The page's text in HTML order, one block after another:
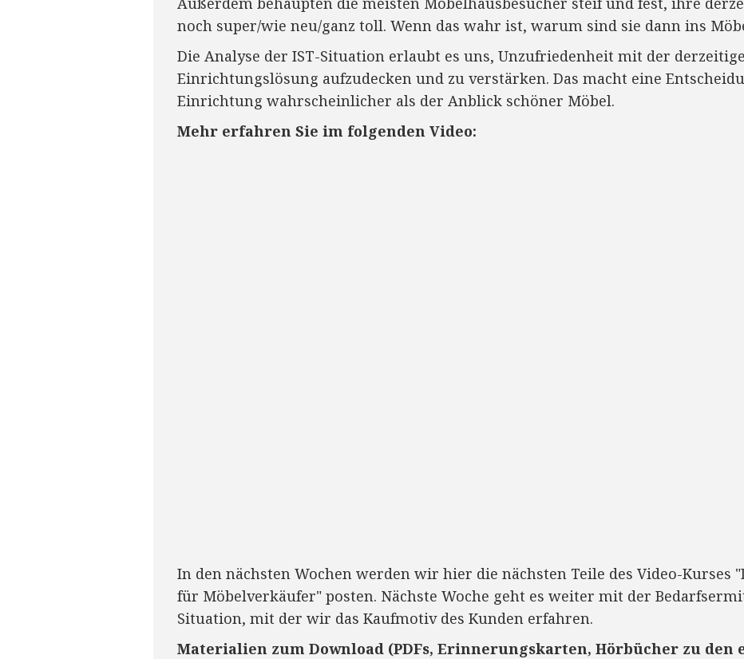
noch super/wie neu/ganz toll. Wenn das wahr ist, warum sind sie dann ins
Die Analyse der IST-Situation erlaubt es uns, Unzufriedenheit mit der
Einrichtungslösung aufzudecken und zu verstärken. Das macht eine
Einrichtung wahrscheinlicher als der Anblick schöner Möbel.
Mehr erfahren Sie im folgenden Video:
In den nächsten Wochen werden wir hier die nächsten Teile des Video-Kurses
für Möbelverkäufer" posten. Nächste Woche geht es weiter mit der
Situation, mit der wir das Kaufmotiv des Kunden erfahren.
Materialien zum Download (PDFs, Erinnerungskarten, Hörbücher zu den